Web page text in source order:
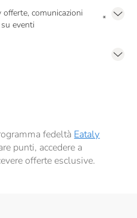
offerte, comunicazioni
eventi
*
in caso di consenso prestato ai
fedeltà Eataly
punti, accedere a
offerte esclusive.